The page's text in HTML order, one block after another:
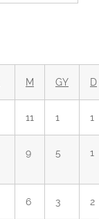
M GY D
11 1 1
9 5 1
6 3 2